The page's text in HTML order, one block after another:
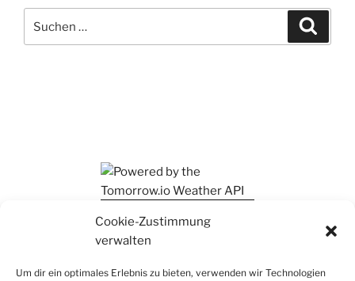
Cookie-Zustimmung
verwalten
Um dir ein optimales Erlebnis zu bieten, verwenden wir Technologien
nach: